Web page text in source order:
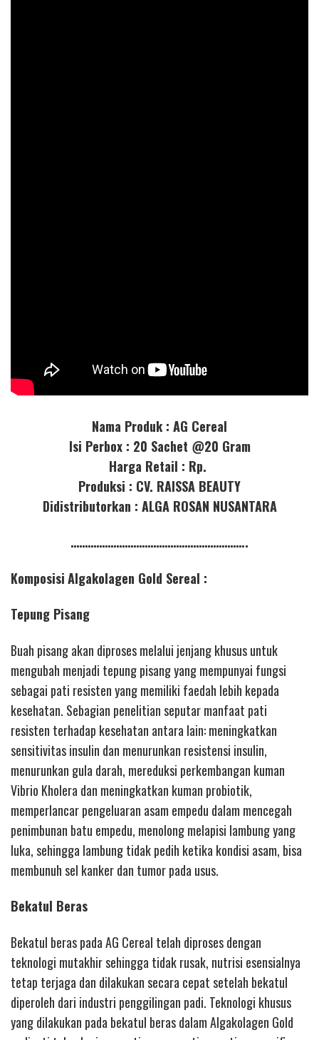
Nama Produk : AG Cereal
Isi Perbox : 20 Sachet @20 Gram
Harga Retail : Rp.
Produksi : CV. RAISSA BEAUTY
Didistributorkan : ALGA ROSAN NUSANTARA
……………………………………………………..
KomposisiAlgakolagen Gold Sereal :
Tepung Pisang
Buah pisang akan diproses melalui jenjang khusus untuk
mengubah menjadi tepung pisang yang mempunyai fungsi
sebagai pati resisten yang memiliki faedah lebih kepada
kesehatan. Sebagian penelitian seputar manfaat pati
resisten terhadap kesehatan antara lain: meningkatkan
sensitivitas insulin dan menurunkan resistensi insulin,
menurunkan gula darah, mereduksi perkembangan kuman
Vibrio Kholera dan meningkatkan kuman probiotik,
memperlancar pengeluaran asam empedu dalam mencegah
penimbunan batu empedu, menolong melapisi lambung yang
luka, sehingga lambung tidak pedih ketika kondisi asam, bisa
membunuh sel kanker dan tumor pada usus.
Bekatul Beras
Bekatul beras pada AG Cereal telah diproses dengan
teknologi mutakhir sehingga tidak rusak, nutrisi esensialnya
tetap terjaga dan dilakukan secara cepat setelah bekatul
diperoleh dari industri penggilingan padi. Teknologi khusus
yang dilakukan pada bekatul beras dalam Algakolagen Gold